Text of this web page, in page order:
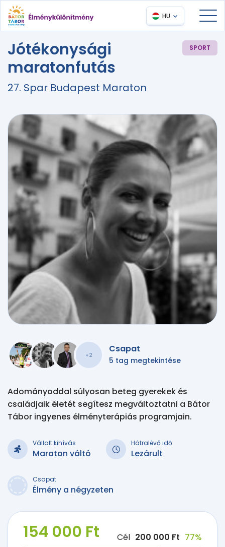
HU
Jótékonysági
maratonfutás
SPORT
27. Spar Budapest Maraton
+2
Csapat
5 tag megtekintése
Adományoddal súlyosan beteg gyerekek és
családjaik életét segítesz megváltoztatni a Bátor
Tábor ingyenes élményterápiás programjain.
Vállalt kihívás
Maraton váltó
Hátralévő idő
Lezárult
Csapat
Élmény a négyzeten
154 000 Ft Cél 200 000 Ft 77%